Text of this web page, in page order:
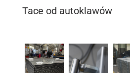
Tace od autoklawów